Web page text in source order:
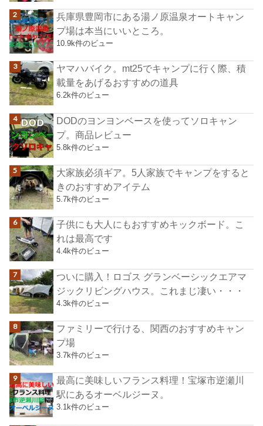
兵庫県豊岡市にある湯ノ原温泉オートキャン
プ場は本当にいいところ。
10.9k件のビュー
ヤマハバイク。mt25でキャンプに行く際、積
載量をあげるおすすめの道具
6.2k件のビュー
DODのヨンヨンベースを使ってソロキャン
プ。商品レビュー
5.8k件のビュー
大家族必須ギア。5人家族でキャンプをすると
きのおすすめアイテム
5.7k件のビュー
子供にも大人にもおすすめキックボード。こ
れは最高です
4.4k件のビュー
ついに購入！ロゴス グランベーシックエアマ
ジックリビングハウス。これまじ凄い・・・
4.3k件のビュー
ファミリーで行ける、関西のおすすめキャン
プ場
3.7k件のビュー
最高に美味しいフランス料理！宝塚市逆瀬川
駅にあるオーベルジーヌ。
3.1k件のビュー